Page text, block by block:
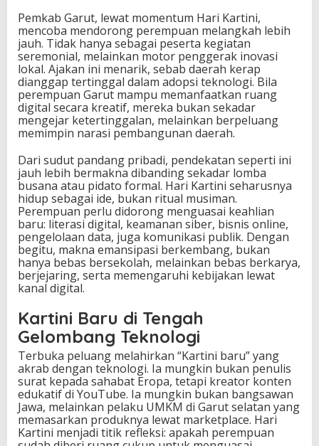
Pemkab Garut, lewat momentum Hari Kartini,
mencoba mendorong perempuan melangkah lebih
jauh. Tidak hanya sebagai peserta kegiatan
seremonial, melainkan motor penggerak inovasi
lokal. Ajakan ini menarik, sebab daerah kerap
dianggap tertinggal dalam adopsi teknologi. Bila
perempuan Garut mampu memanfaatkan ruang
digital secara kreatif, mereka bukan sekadar
mengejar ketertinggalan, melainkan berpeluang
memimpin narasi pembangunan daerah.
Dari sudut pandang pribadi, pendekatan seperti ini
jauh lebih bermakna dibanding sekadar lomba
busana atau pidato formal. Hari Kartini seharusnya
hidup sebagai ide, bukan ritual musiman.
Perempuan perlu didorong menguasai keahlian
baru: literasi digital, keamanan siber, bisnis online,
pengelolaan data, juga komunikasi publik. Dengan
begitu, makna emansipasi berkembang, bukan
hanya bebas bersekolah, melainkan bebas berkarya,
berjejaring, serta memengaruhi kebijakan lewat
kanal digital.
Kartini Baru di Tengah
Gelombang Teknologi
Terbuka peluang melahirkan “Kartini baru” yang
akrab dengan teknologi. Ia mungkin bukan penulis
surat kepada sahabat Eropa, tetapi kreator konten
edukatif di YouTube. Ia mungkin bukan bangsawan
Jawa, melainkan pelaku UMKM di Garut selatan yang
memasarkan produknya lewat marketplace. Hari
Kartini menjadi titik refleksi: apakah perempuan